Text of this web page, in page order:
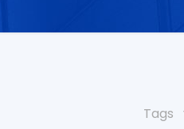
Tags